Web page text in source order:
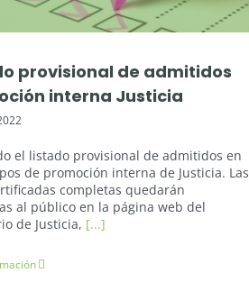
provisional de admitidos
interna Justicia
el listado provisional de admitidos en
de promoción interna de Justicia. Las
completas quedarán
al público en la página web del
de Justicia, [...]